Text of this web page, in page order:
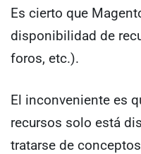
Es cierto que
disponibilidad de
foros, etc.).
El inconveniente es
recursos solo está
tratarse de